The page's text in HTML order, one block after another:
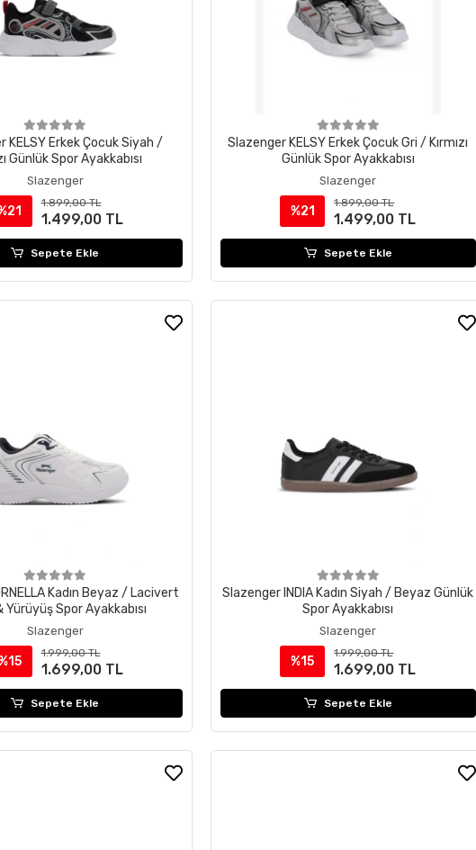
KELSY Erkek Çocuk Siyah /
Günlük Spor Ayakkabısı
Slazenger
1.899,00 TL
1.499,00 TL
Sepete Ekle
Slazenger KELSY Erkek Çocuk Gri / Kırmızı
Günlük Spor Ayakkabısı
Slazenger
%21
1.899,00 TL
1.499,00 TL
Sepete Ekle
Kadın Beyaz / Lacivert
Yürüyüş Spor Ayakkabısı
Slazenger
1.999,00 TL
1.699,00 TL
Sepete Ekle
Slazenger INDIA Kadın Siyah / Beyaz Günlük
Spor Ayakkabısı
Slazenger
%15
1.999,00 TL
1.699,00 TL
Sepete Ekle